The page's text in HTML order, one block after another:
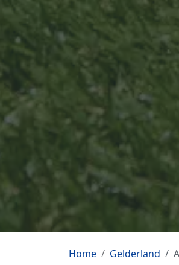
Home Gelderland